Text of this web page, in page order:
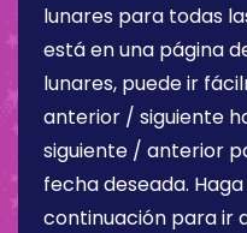
lunares para todas
está en una página
lunares, puede ir
anterior / siguiente
siguiente / anterior
fecha deseada.
continuación para ir